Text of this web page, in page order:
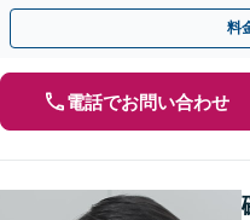
の名義変更など、事業承継特有
料
電話でお問い合わせ